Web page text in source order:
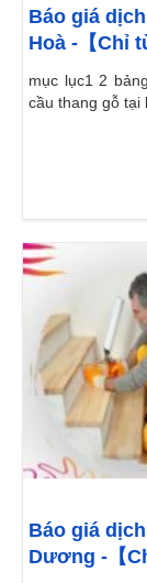
Báo giá
Hoà -【Chỉ
mục lục1 2
cầu thang gỗ tại
Báo giá
Dương -【